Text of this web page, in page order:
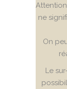
ne
On
Le